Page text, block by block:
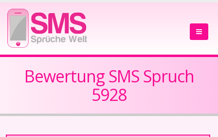
Bewertung SMS Spruch
5928